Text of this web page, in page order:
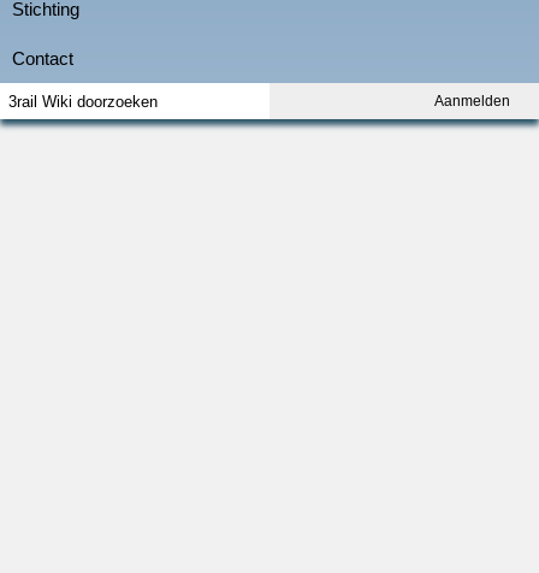
Aanmelden